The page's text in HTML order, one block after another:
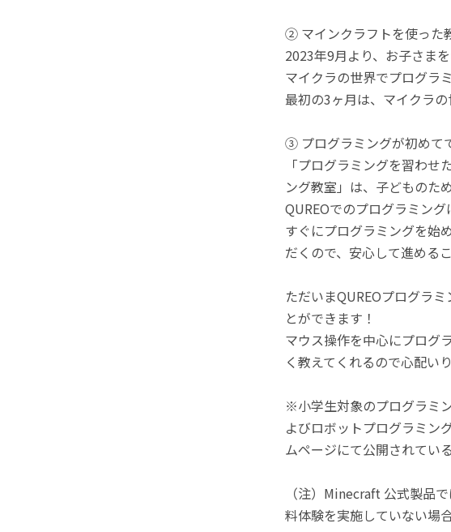
② マインクラフトを使った
2023年9月より、お子さま
マイクラの世界でプログラ
最初の3ヶ月は、マイクラ
③ プログラミングが初めて
「プログラミングを習わ
ング教室」は、子どものた
QUREOでのプログラミン
すぐにプログラミングを始
だくので、安心して進める
ただいまQUREOプログラ
とができます！
マウス操作を中心にプログ
く教えてくれるので心配い
※小学生対象のプログラミ
よびロボットプログラミン
ムページにて公開されてい
（注）Minecraft 公式製品
料体験を実施していない場